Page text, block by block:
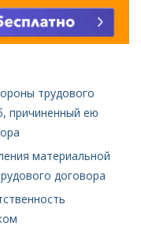
трудового
причиненный ею
материальной
договора